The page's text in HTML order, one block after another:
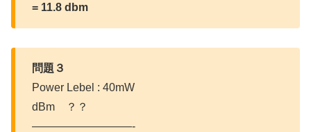
= 11.8 dbm
問題３
Power Lebel : 40mW
dBm ？？
—————————-